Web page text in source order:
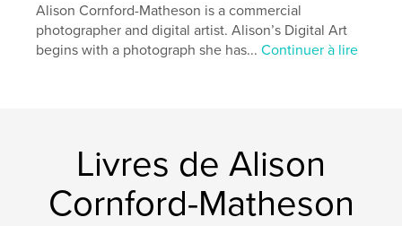
Alison Cornford-Matheson is a commercial
photographer and digital artist. Alison’s Digital Art
begins with a photograph she has...Continuer à lire
Livres de Alison
Cornford-Matheson